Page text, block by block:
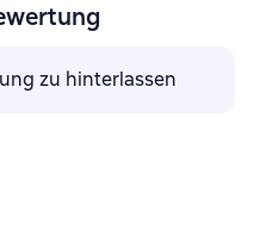
zu hinterlassen